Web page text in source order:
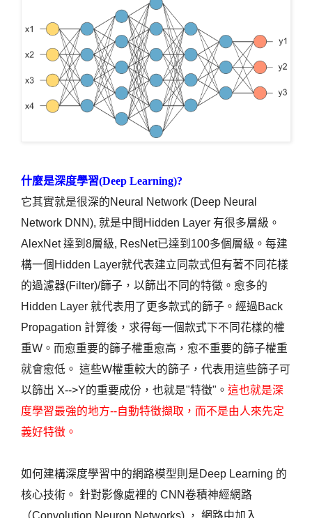
什麼是深度學習(Deep Learning)?
它其實就是很深的Neural Network (Deep Neural
Network DNN), 就是中間Hidden Layer 有很多層級。
AlexNet 達到8層級, ResNet已達到100多個層級。每建
構一個Hidden Layer就代表建立同款式但有著不同花樣
的過濾器(Filter)/篩子，以篩出不同的特徵。愈多的
Hidden Layer 就代表用了更多款式的篩子。經過Back
Propagation 計算後，求得每一個款式下不同花樣的權
重W。而愈重要的篩子權重愈高，愈不重要的篩子權重
就會愈低。 這些W權重較大的篩子，代表用這些篩子可
以篩出 X-->Y的重要成份，也就是"特徵"。 這也就是深
度學習最強的地方--自動特徵擷取，而不是由人來先定
義好特徵。
如何建構深度學習中的網路模型則是Deep Learning 的
核心技術。 針對影像處裡的 CNN卷積神經網路